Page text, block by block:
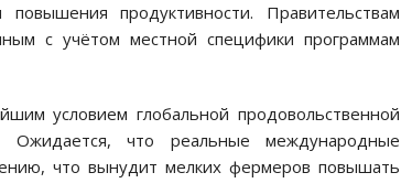
продуктивности. Правительствам
с учётом местной специфики программам
условием глобальной продовольственной
Ожидается, что реальные международные
что вынудит мелких фермеров повышать